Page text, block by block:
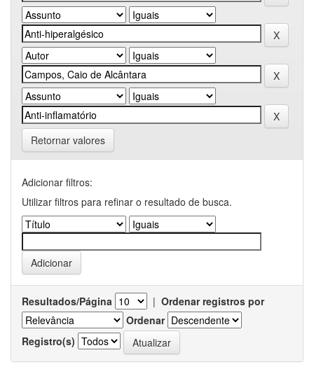
Retornar valores
Adicionar filtros:
Utilizar filtros para refinar o resultado de busca.
Resultados/Página | Ordenar registros por
Ordenar
Registro(s)